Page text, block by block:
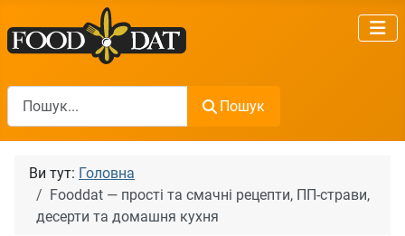
Пошук
Пошук
Ви тут: Головна
Fooddat — прості та смачні рецепти, ПП-страви,
десерти та домашня кухня